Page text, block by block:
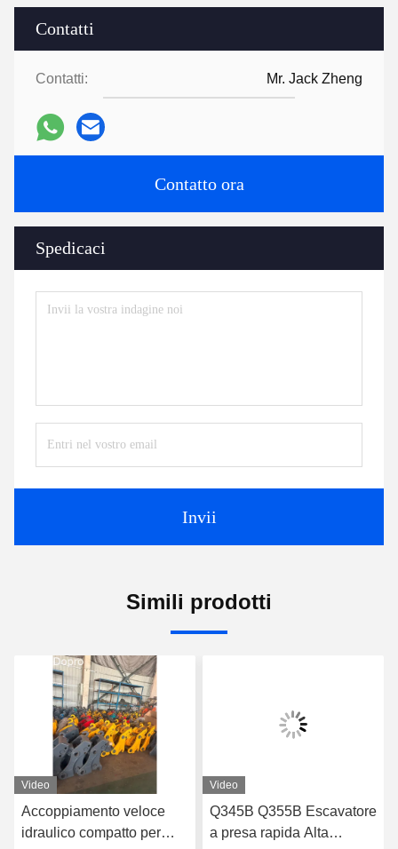
Contatti
Contatti: Mr. Jack Zheng
Contatto ora
Spedicaci
Invii
Simili prodotti
Video
Accoppiamento veloce
idraulico compatto per
Video
Q345B Q355B Escavatore
a presa rapida Alta